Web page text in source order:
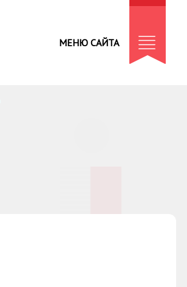
МЕНЮ САЙТА